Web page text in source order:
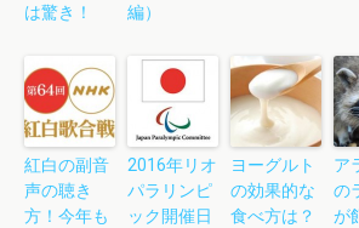
は驚き！
編）
紅白の副音
声の聴き
方！今年も
2016年リオ
パラリンピ
ック開催日
ヨーグルト
の効果的な
食べ方は？
ア
の
が